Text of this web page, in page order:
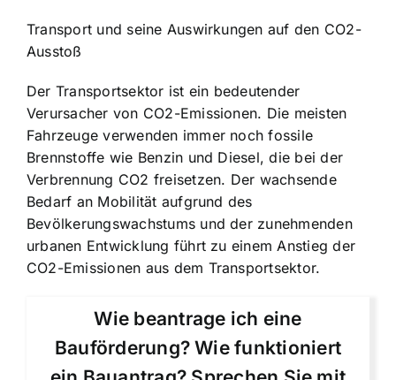
Transport und seine Auswirkungen auf den CO2-
Ausstoß
Der Transportsektor ist ein bedeutender
Verursacher von CO2-Emissionen. Die meisten
Fahrzeuge verwenden immer noch fossile
Brennstoffe wie Benzin und Diesel, die bei der
Verbrennung CO2 freisetzen. Der wachsende
Bedarf an Mobilität aufgrund des
Bevölkerungswachstums und der zunehmenden
urbanen Entwicklung führt zu einem Anstieg der
CO2-Emissionen aus dem Transportsektor.
Wie beantrage ich eine
Bauförderung? Wie funktioniert